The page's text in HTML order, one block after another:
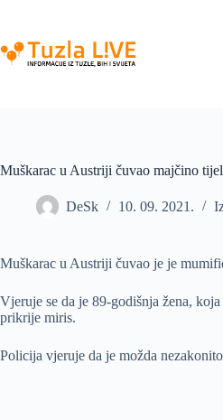
content
Muškarac u Austriji čuvao majčino
DeSk 10. 09. 2021.
Muškarac u Austriji čuvao je je
Vjeruje se da je 89-godišnja žena,
prikrije miris.
Policija vjeruje da je možda